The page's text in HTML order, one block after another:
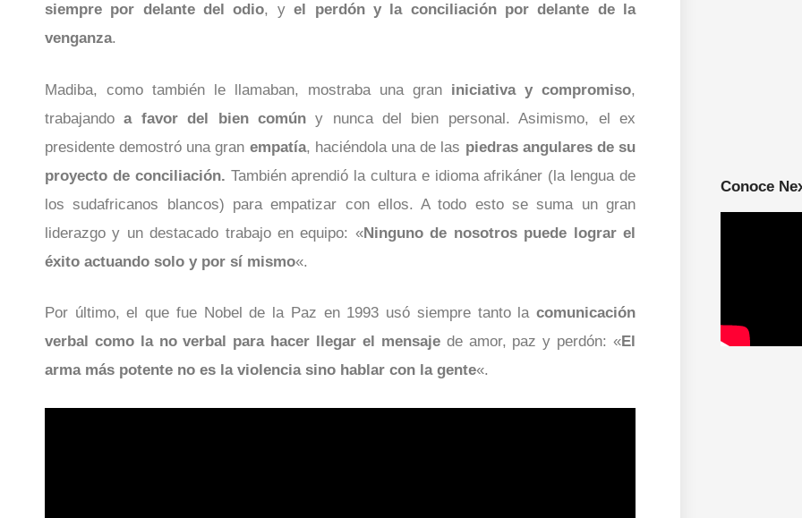
siempre por delante del odio, yel perdón y la conciliación por delante de la
venganza.
Madiba, como también le llamaban, mostraba una gran iniciativa y compromiso,
trabajandoa favor del bien comúny nunca del bien personal. Asimismo, el ex
presidente demostró una gran empatía, haciéndola una de las piedras angulares de su
proyecto de conciliación. También aprendió la cultura e idioma afrikáner (la lengua de
los sudafricanos blancos) para empatizar con ellos. A todo esto se suma un gran
liderazgo y un destacado trabajo en equipo: «Ninguno de nosotros puede lograr el
éxito actuando solo y por sí mismo«.
Por último, el que fue Nobel de la Paz en 1993 usó siempre tanto la comunicación
verbal como la no verbal para hacer llegar el mensajede amor, paz y perdón: «El
arma más potente no es la violencia sino hablar con la gente«.
Conoce